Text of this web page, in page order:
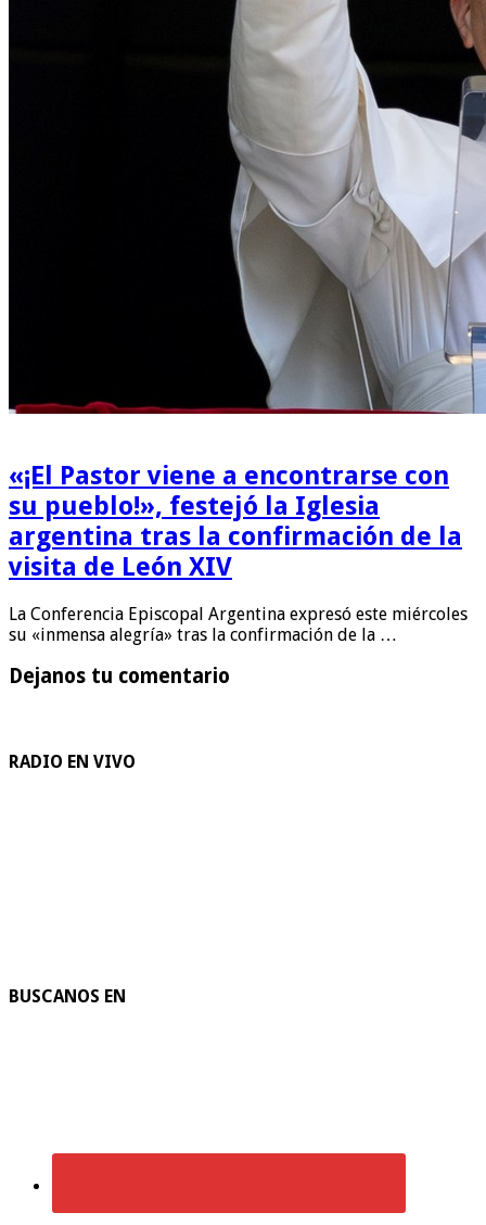
«¡El Pastor viene a encontrarse con
su pueblo!», festejó la Iglesia
argentina tras la confirmación de la
visita de León XIV
La Conferencia Episcopal Argentina expresó este miércoles
su «inmensa alegría» tras la confirmación de la …
Dejanos tu comentario
RADIO EN VIVO
BUSCANOS EN